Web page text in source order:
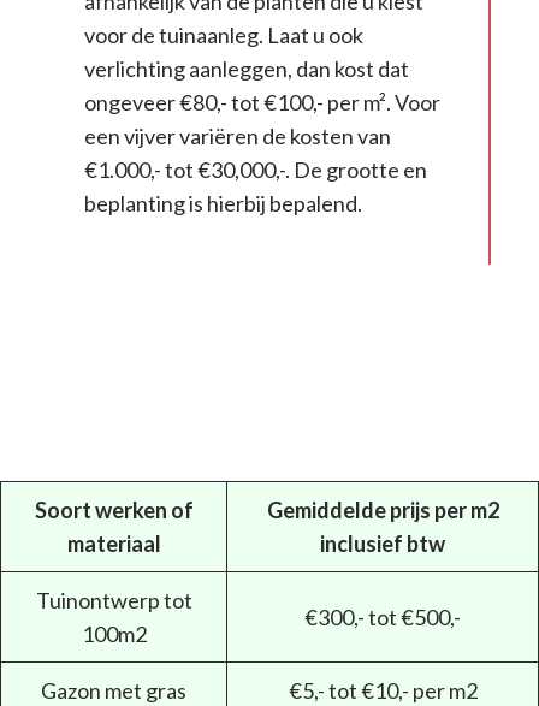
voor de tuinaanleg. Laat u ook
verlichting aanleggen, dan kost dat
ongeveer €80,- tot €100,- per m². Voor
een vijver variëren de kosten van
€1.000,- tot €30,000,-. De grootte en
beplanting is hierbij bepalend.
Soort werken of
materiaal
Gemiddelde prijs per m2
inclusief btw
Tuinontwerp tot
100m2
€300,- tot €500,-
Gazon met gras €5,- tot €10,- per m2